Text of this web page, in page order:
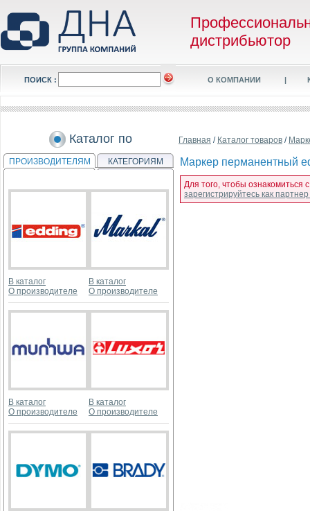
дистрибьютор
ПОИСК : О КОМПАНИИ |
Каталог по
ПРОИЗВОДИТЕЛЯМ КАТЕГОРИЯМ
В каталог
О производителе
В каталог
О производителе
В каталог
О производителе
В каталог
О производителе
Главная / Каталог товаров /
Маркер перманентный
Для того, чтобы
зарегистрируйтесь как